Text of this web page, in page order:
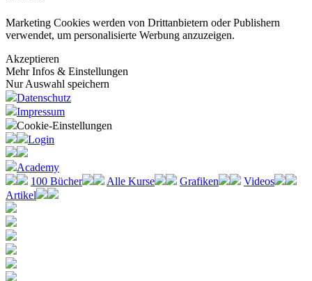
Marketing Cookies werden von Drittanbietern oder Publishern
verwendet, um personalisierte Werbung anzuzeigen.
Akzeptieren
Mehr Infos & Einstellungen
Nur Auswahl speichern
Datenschutz
Impressum
Cookie-Einstellungen
Login
Academy
100 Bücher
Alle Kurse Grafiken
Videos
Artikel